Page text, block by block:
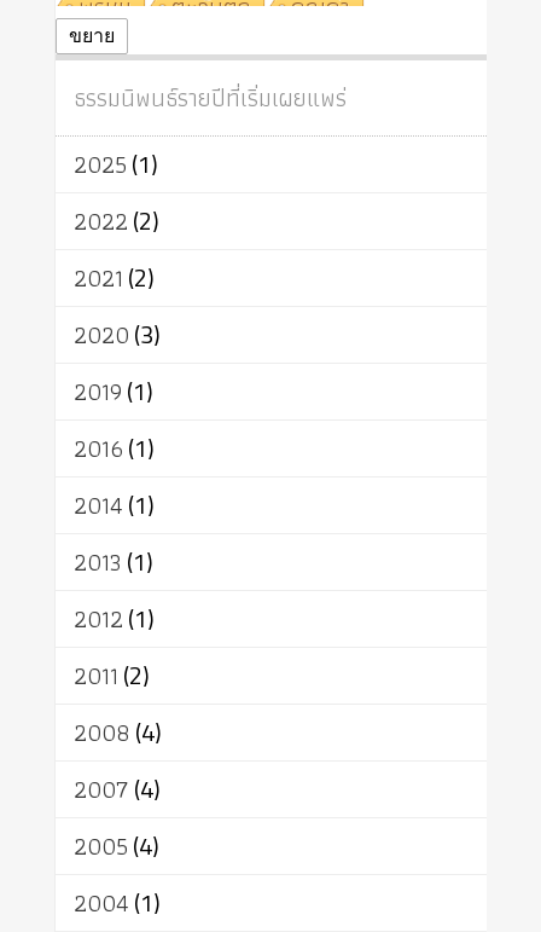
ปฏิจจสมุปบาท
ศาสนาประจำชาติ
อินเดีย
ผู้บริโภค
ธรรมาธิปไตย
จักร
การแยกรัฐกับศาสนา
ธรรมชาติ
เทคโนโลยี
สิทธิ
พุทธบริษัท
อัตถะ
เทวดา
ขยาย
ธรรมนิพนธ์รายปีที่เริ่มเผยแพร่
2025(1)
2022(2)
2021 (2)
2020(3)
2019(1)
2016(1)
2014(1)
2013 (1)
2012(1)
2011 (2)
2008 (4)
2007(4)
2005(4)
2004(1)